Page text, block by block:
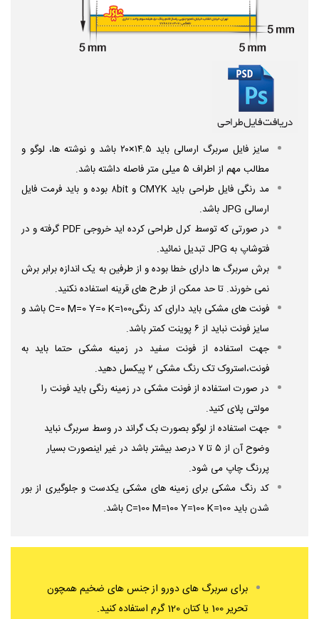
سایز فایل سربرگ ارسالی باید ۱۴.۵×۲۰ باشد و نوشته ها، لوگو و
مطالب مهم از اطراف ۵ میلی متر فاصله داشته باشد.
مد رنگی فایل طراحی باید CMYK و ۸bit بوده و باید
فرمت فایل
ارسالی JPG باشد.
در صورتی که توسط کرل طراحی کرده اید خروجی PDF گرفته و در
فتوشاپ به JPG تبدیل نمائید.
برش سربرگ ها دارای خطا بوده و از طرفین به یک اندازه برابر برش
نمی خورند. تا حد ممکن از طرح های قرینه استفاده نکنید.
فونت های مشکی باید دارای کد رنگیC=0 M=0 Y=0 K=100 باشد و
سایز فونت نباید از ۶ پوینت کمتر باشد.
جهت استفاده از فونت سفید در زمینه مشکی حتما باید به
فونت،استروک تک رنگ مشکی ۲ پیکسل دهید.
در صورت استفاده از فونت مشکی در زمینه رنگی باید فونت را
مولتی پلای کنید.
جهت استفاده از لوگو بصورت بک گراند در وسط سربرگ نباید
وضوح آن از ۵ تا ۷ درصد بیشتر باشد در غیر اینصورت بسیار
پررنگ چاپ می شود.
کد رنگ مشکی برای زمینه های مشکی یکدست و جلوگیری از بور
شدن باید C=100 M=100 Y=100 K=100 باشد.
برای سربرگ های دورو از جنس های ضخیم همچون
تحریر 100 یا کتان 120 گرم استفاده کنید.